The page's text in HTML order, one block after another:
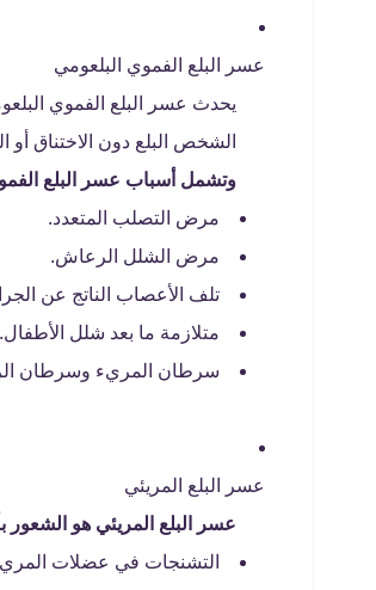
عسر البلع الفموي البلعومي
يحدث عسر البلع الفموي
الشخص البلع دون الاختناق أو
وتشمل أسباب عسر البلع
مرض التصلب المتعدد.
مرض الشلل الرعاش.
تلف الأعصاب الناتج عن
متلازمة ما بعد شلل الأطفال.
سرطان المريء وسرطان
عسر البلع المريئي
عسر البلع المريئي هو
التشنجات في عضلات